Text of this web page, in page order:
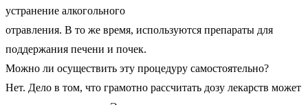
устранение алкогольного
отравления. В то же время, используются препараты для
поддержания печени и почек.
Можно ли осуществить эту процедуру самостоятельно?
Нет. Дело в том, что грамотно рассчитать дозу лекарств может